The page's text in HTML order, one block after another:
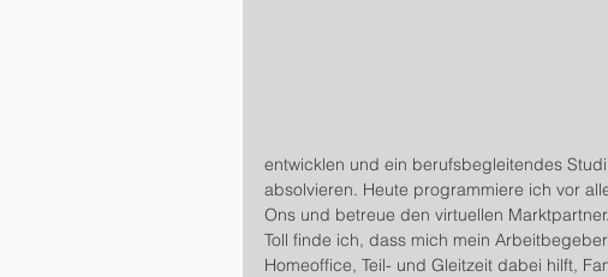
entwicklen und ein berufsbegleitendes
absolvieren. Heute programmiere ich vor
Ons und betreue den virtuellen Marktpartner.
Toll finde ich, dass mich mein
Homeoffice, Teil- und Gleitzeit dabei hilft,